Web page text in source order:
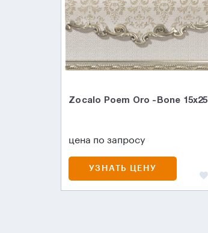
Zocalo Poem Oro -Bone 15x25
цена по запросу
УЗНАТЬ ЦЕНУ